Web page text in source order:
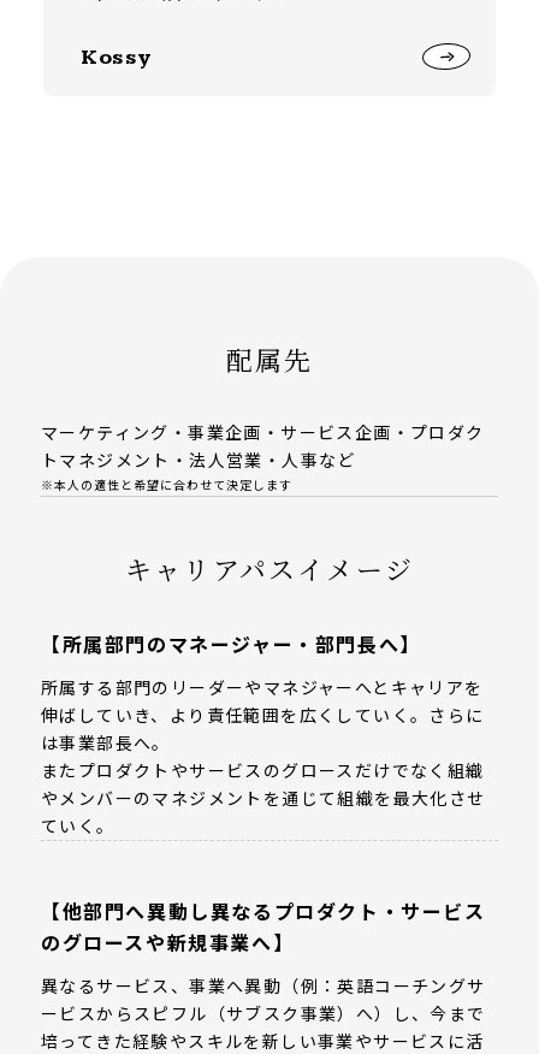
Kossy
配属先
マーケティング・事業企画・サービス企画・プロダク
トマネジメント・法人営業・人事など
※本人の適性と希望に合わせて決定します
キャリアパスイメージ
【所属部門のマネージャー・部門長へ】
所属する部門のリーダーやマネジャーへとキャリアを
伸ばしていき、より責任範囲を広くしていく。さらに
は事業部長へ。
またプロダクトやサービスのグロースだけでなく組織
やメンバーのマネジメントを通じて組織を最大化させ
ていく。
【他部門へ異動し異なるプロダクト・サービス
のグロースや新規事業へ】
異なるサービス、事業へ異動（例：英語コーチングサ
ービスからスピフル（サブスク事業）へ）し、今まで
培ってきた経験やスキルを新しい事業やサービスに活